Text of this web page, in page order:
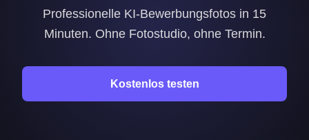
Professionelle KI-Bewerbungsfotos in 15
Minuten. Ohne Fotostudio, ohne Termin.
Kostenlos testen